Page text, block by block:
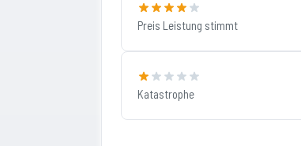
Preis Leistung stimmt
Katastrophe